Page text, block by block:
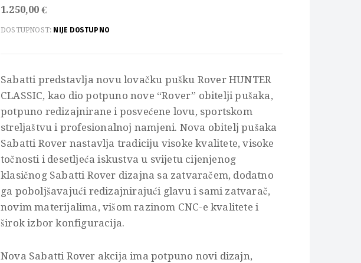
1.250,00€
DOSTUPNOST: NIJE DOSTUPNO
Sabatti predstavlja novu lovačku pušku Rover HUNTER
CLASSIC, kao dio potpuno nove “Rover” obitelji pušaka,
potpuno redizajnirane i posvećene lovu, sportskom
streljaštvu i profesionalnoj namjeni. Nova obitelj pušaka
Sabatti Rover nastavlja tradiciju visoke kvalitete, visoke
točnosti i desetljeća iskustva u svijetu cijenjenog
klasičnog Sabatti Rover dizajna sa zatvaračem, dodatno
ga poboljšavajući redizajnirajući glavu i sami zatvarač,
novim materijalima, višom razinom CNC-e kvalitete i
širok izbor konfiguracija.
Nova Sabatti Rover akcija ima potpuno novi dizajn,